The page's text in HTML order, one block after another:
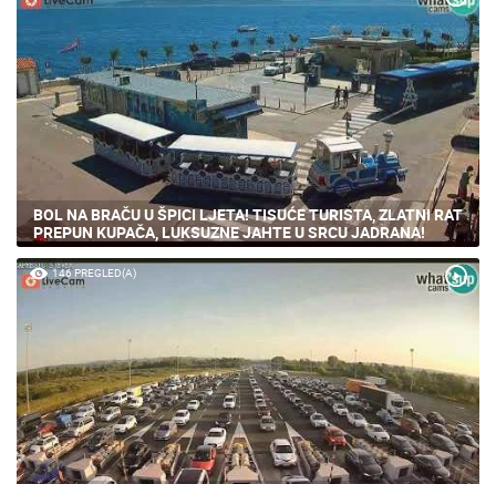
BOL NA BRAČU U ŠPICI LJETA! TISUĆE TURISTA, ZLATNI RAT
PREPUN KUPAČA, LUKSUZNE JAHTE U SRCU JADRANA!